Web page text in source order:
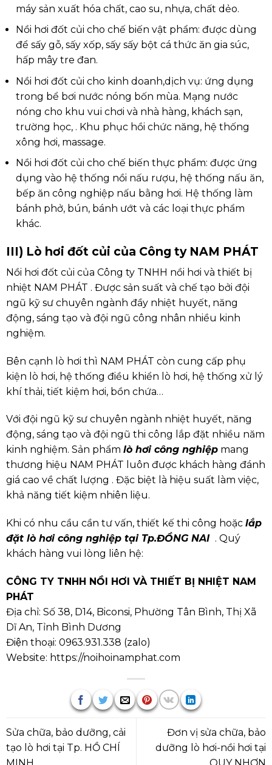
máy sản xuất hóa chất, cao su, nhựa, chất dẻo.
Nồi hơi đốt củi cho chế biến vật phẩm: được dùng
để sấy gỗ, sấy xốp, sấy sấy bột cá thức ăn gia súc,
hấp mây tre đan.
Nồi hơi đốt củi cho kinh doanh,dịch vụ: ứng dụng
trong bể bơi nước nóng bốn mùa. Mạng nước
nóng cho khu vui chơi và nhà hàng, khách sạn,
trường học, . Khu phục hồi chức năng, hệ thống
xông hơi, massage.
Nồi hơi đốt củi cho chế biến thực phẩm: được ứng
dụng vào hệ thống nồi nấu rượu, hệ thống nấu ăn,
bếp ăn công nghiệp nấu bằng hơi. Hệ thống làm
bánh phở, bún, bánh ướt và các loại thực phẩm
khác.
III) Lò hơi đốt củi của Công ty NAM PHÁT
Nồi hơi đốt củi của Công ty TNHH nồi hơi và thiết bị
nhiệt NAM PHÁT . Được sản suất và chế tạo bởi đội
ngũ kỹ sư chuyên ngành đầy nhiệt huyết, năng
động, sáng tạo và đội ngũ công nhân nhiều kinh
nghiệm.
Bên cạnh lò hơi thì NAM PHÁT còn cung cấp phụ
kiện lò hơi, hệ thống điều khiển lò hơi, hệ thống xử lý
khí thải, tiết kiệm hơi, bồn chứa…
Với đội ngũ kỹ sư chuyên ngành nhiệt huyết, năng
động, sáng tạo và đội ngũ thi công lắp đặt nhiều năm
kinh nghiệm. Sản phẩm lò hơi công nghiệpmang
thương hiệu NAM PHÁT luôn được khách hàng đánh
giá cao về chất lượng . Đặc biệt là hiệu suất làm việc,
khả năng tiết kiệm nhiên liệu.
Khi có nhu cầu cần tư vấn, thiết kế thi công hoặc lắp
đặt lò hơi công nghiệp tại Tp.ĐỒNG NAI . Quý
khách hàng vui lòng liên hệ:
CÔNG TY TNHH NỒI HƠI VÀ THIẾT BỊ NHIỆT NAM
PHÁT
Địa chỉ: Số 38, D14, Biconsi, Phường Tân Bình, Thị Xã
Dĩ An, Tỉnh Bình Dương
Điện thoại: 0963.931.338 (zalo)
Website: https://noihoinamphat.com
Sửa chữa, bảo dưỡng, cải
tạo lò hơi tại Tp. HỒ CHÍ
Đơn vị sửa chữa, bảo
dưỡng lò hơi-nồi hơi tại